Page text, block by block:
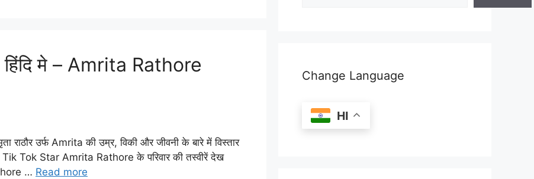
हिंदि मे – Amrita Rathore
उर्फ Amrita की उम्र, विकी और जीवनी के बारे में विस्तार
Tok Star Amrita Rathore के परिवार की तस्वीरें देख
… Read more
Change Language
HI